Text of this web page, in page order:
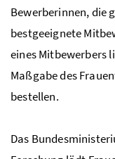
Bewerberinnen, die
bestgeeignete
eines Mitbewerbers
Maßgabe des
bestellen.
Das